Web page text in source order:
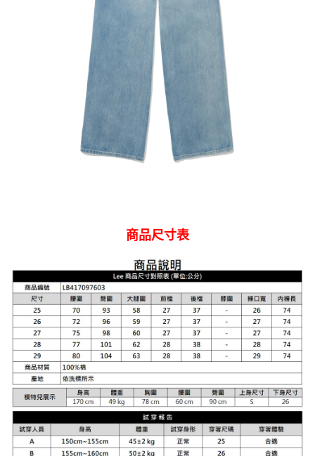
商品尺寸表